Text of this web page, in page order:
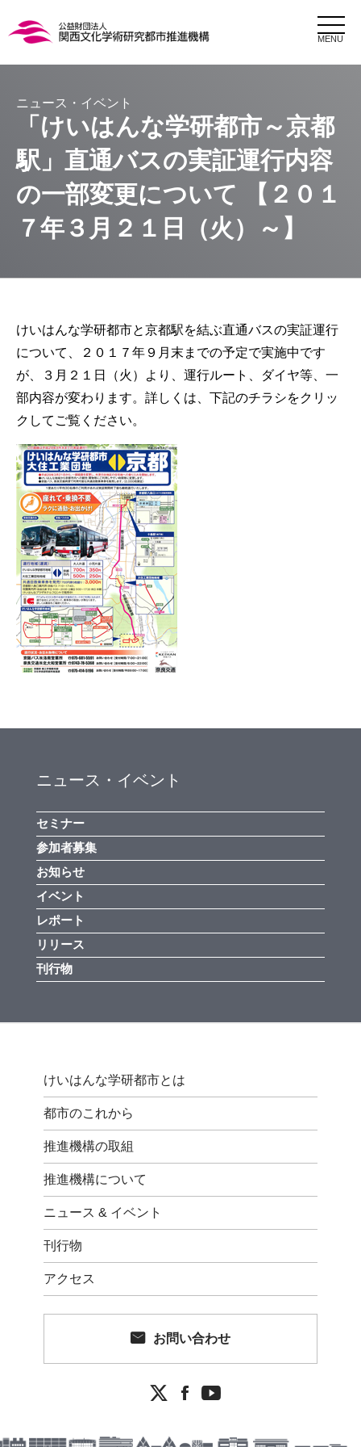
MENU
「けいはんな学研都市～京都
駅」直通バスの実証運行内容
の一部変更について 【２０１
７年３月２１日（火）～】
けいはんな学研都市と京都駅を結ぶ直通バスの実証運行
について、２０１７年９月末までの予定で実施中です
が、３月２１日（火）より、運行ルート、ダイヤ等、一
部内容が変わります。詳しくは、下記のチラシをクリッ
クしてご覧ください。
ニュース・イベント
セミナー
参加者募集
お知らせ
イベント
レポート
リリース
刊行物
けいはんな学研都市とは
都市のこれから
推進機構の取組
推進機構について
ニュース & イベント
刊行物
アクセス
お問い合わせ
 